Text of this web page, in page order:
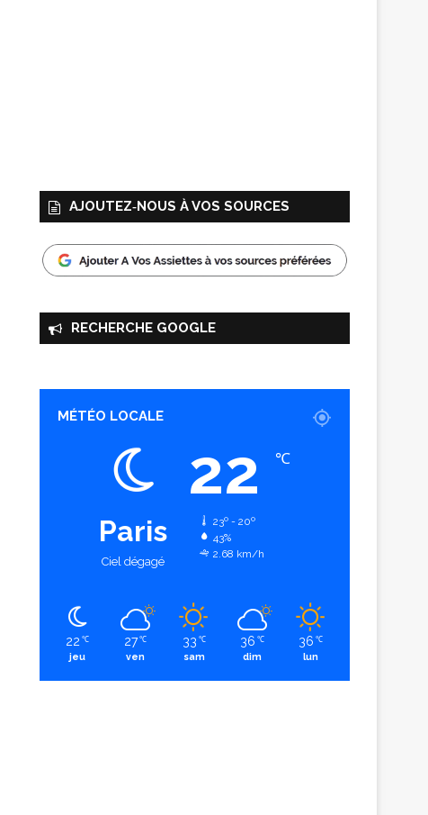
AJOUTEZ‑NOUS À VOS SOURCES
RECHERCHE GOOGLE
MÉTÉO LOCALE
Paris
Ciel dégagé
22 ℃
23º - 20º
43%
2.68 km/h
22 ℃
jeu
27 ℃
ven
33 ℃
sam
36 ℃
dim
36 ℃
lun